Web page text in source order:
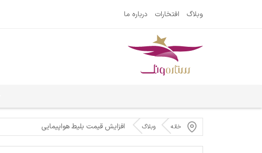
وبلاگ افتخارات درباره ما
خانه وبلاگ افزایش قیمت بلیط هواپیمایی